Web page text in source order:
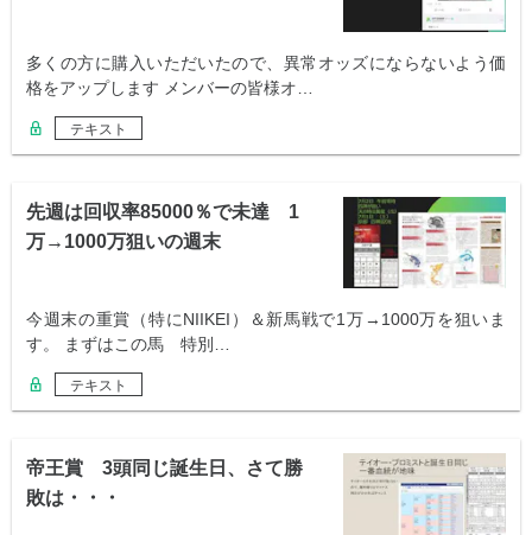
多くの方に購入いただいたので、異常オッズにならないよう価
格をアップします メンバーの皆様オ…
テキスト
先週は回収率85000％で未達 1
万→1000万狙いの週末
今週末の重賞（特にNIIKEI）＆新馬戦で1万→1000万を狙いま
す。 まずはこの馬 特別…
テキスト
帝王賞 3頭同じ誕生日、さて勝
敗は・・・